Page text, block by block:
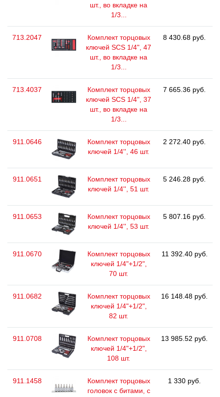
шт., во вкладке на
1/3...
713.2047
Комплект торцовых
ключей SCS 1/4", 47
шт., во вкладке на
1/3...
8 430.68 руб.
713.4037
Комплект торцовых
ключей SCS 1/4", 37
шт., во вкладке на
1/3...
7 665.36 руб.
911.0646
Комплект торцовых
ключей 1/4'', 46 шт.
2 272.40 руб.
911.0651
Комплект торцовых
ключей 1/4'', 51 шт.
5 246.28 руб.
911.0653
Комплект торцовых
ключей 1/4'', 53 шт.
5 807.16 руб.
911.0670
Комплект торцовых
ключей 1/4"+1/2",
70 шт.
11 392.40 руб.
911.0682
Комплект торцовых
ключей 1/4"+1/2",
82 шт.
16 148.48 руб.
911.0708
Комплект торцовых
ключей 1/4"+1/2",
108 шт.
13 985.52 руб.
911.1458
Комплект торцовых
головок с битами, с
1 330 руб.